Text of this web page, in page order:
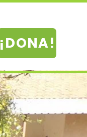
¡DONA!